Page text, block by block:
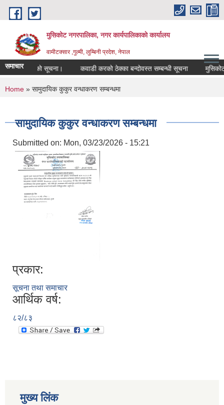
Skip to main content
मुसिकोट नगरपालिका, नगर कार्यपालिकाकाे कार्यालय
वामीटक्सार ,गुल्मी, लुम्बिनी प्रदेश, नेपाल
समाचार
गरिएको सूचना। कवाडी करको ठेक्का बन्दोवस्त सम्बन्धी सूचना मुसिकोट
You are here
Home » सामुदायिक कुकुर वन्धाकरण सम्बन्धमा
सामुदायिक कुकुर वन्धाकरण सम्बन्धमा
Submitted on: Mon, 03/23/2026 - 15:21
प्रकार:
सूचना तथा समाचार
आर्थिक वर्ष:
८२/८३
मुख्य लिंक